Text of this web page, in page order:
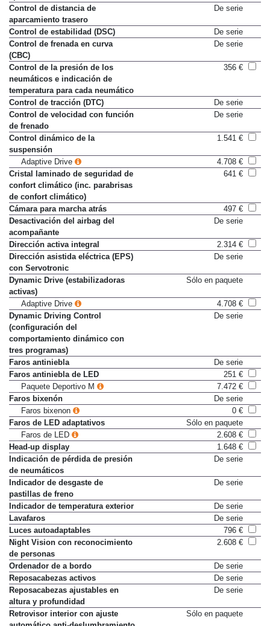
aparcamiento delantero
Control de distancia de
aparcamiento trasero
Control de estabilidad (DSC)
De serie
Control de frenada en curva
(CBC)
Control de la presión de los
neumáticos e indicación de
temperatura para cada neumático
Control de tracción (DTC)
De serie
Control de velocidad con función
de frenado
Control dinámico de la
suspensión
Adaptive Drive
4.708 €
Cristal laminado de seguridad de
confort climático (inc. parabrisas
de confort climático)
Cámara para marcha atrás
497 €
Desactivación del airbag del
acompañante
Dirección activa integral
2.314 €
Dirección asistida eléctrica (EPS)
con Servotronic
Dynamic Drive (estabilizadoras
activas)
Adaptive Drive
4.708 €
Dynamic Driving Control
(configuración del
comportamiento dinámico con
tres programas)
Faros antiniebla
De serie
Faros antiniebla de LED
251 €
Paquete Deportivo M
7.472 €
Faros bixenón
De serie
Faros bixenon
0 €
Faros de LED adaptativos
Sólo en paquete
Faros de LED
2.608 €
Head-up display
1.648 €
Indicación de pérdida de presión
de neumáticos
Indicador de desgaste de
pastillas de freno
Indicador de temperatura exterior
De serie
Lavafaros
De serie
Luces autoadaptables
796 €
Night Vision con reconocimiento
de personas
Ordenador de a bordo
De serie
Reposacabezas activos
De serie
Reposacabezas ajustables en
altura y profundidad
Retrovisor interior con ajuste